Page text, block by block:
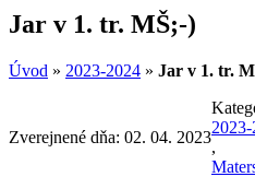
Jar v 1. tr. MŠ;-)
Úvod » 2023-2024 » Jar v 1. tr.
Zverejnené dňa: 02. 04. 2023
,